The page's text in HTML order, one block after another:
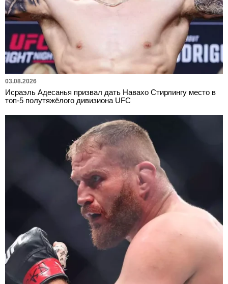
03.08.2026
Исраэль Адесанья призвал дать Навахо Стирлингу место в
топ-5 полутяжёлого дивизиона UFC